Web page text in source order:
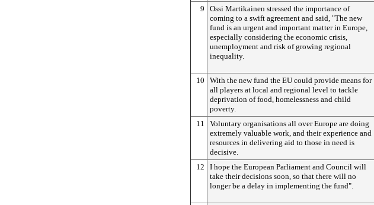
9
Ossi Martikainen stressed the importance of
coming to a swift agreement and said, "The new
fund is an urgent and important matter in Europe,
especially considering the economic crisis,
unemployment and risk of growing regional
inequality.
10
With the new fund the EU could provide means for
all players at local and regional level to tackle
deprivation of food, homelessness and child
poverty.
11
Voluntary organisations all over Europe are doing
extremely valuable work, and their experience and
resources in delivering aid to those in need is
decisive.
12
I hope the European Parliament and Council will
take their decisions soon, so that there will no
longer be a delay in implementing the fund".